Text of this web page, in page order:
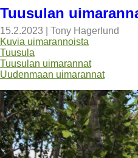
Tuusulan
15.2.2023
Tony Hagerlund
Kuvia uimarannoista
Tuusula
Tuusulan uimarannat
Uudenmaan uimarannat